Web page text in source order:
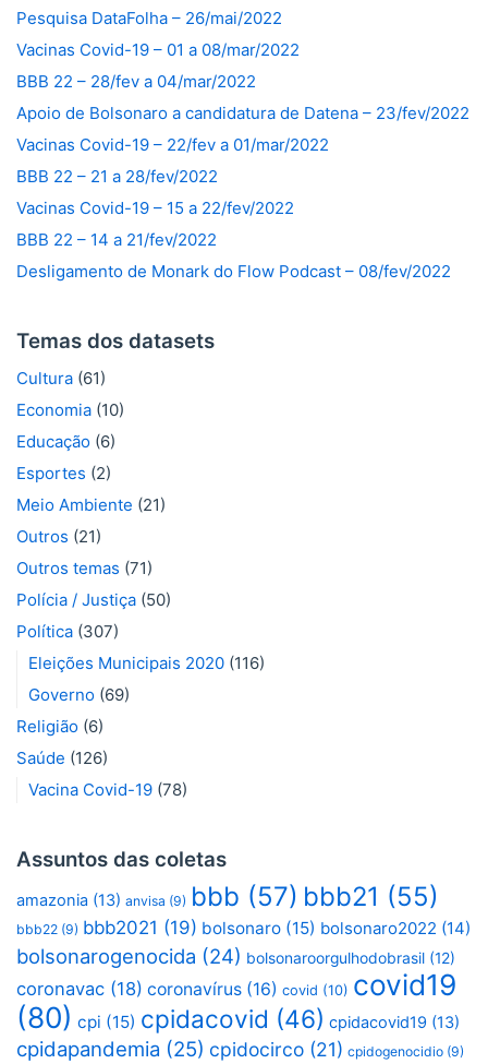
Pesquisa DataFolha – 26/mai/2022
Vacinas Covid-19 – 01 a 08/mar/2022
BBB 22 – 28/fev a 04/mar/2022
Apoio de Bolsonaro a candidatura de Datena – 23/fev/2022
Vacinas Covid-19 – 22/fev a 01/mar/2022
BBB 22 – 21 a 28/fev/2022
Vacinas Covid-19 – 15 a 22/fev/2022
BBB 22 – 14 a 21/fev/2022
Desligamento de Monark do Flow Podcast – 08/fev/2022
Temas dos datasets
Cultura (61)
Economia (10)
Educação (6)
Esportes (2)
Meio Ambiente (21)
Outros (21)
Outros temas (71)
Polícia / Justiça (50)
Política (307)
Eleições Municipais 2020 (116)
Governo (69)
Religião (6)
Saúde (126)
Vacina Covid-19 (78)
Assuntos das coletas
amazonia (13) anvisa (9) bbb (57) bbb21 (55)
bbb22 (9) bbb2021 (19) bolsonaro (15) bolsonaro2022 (14)
bolsonarogenocida (24) bolsonaroorgulhodobrasil (12)
coronavac (18) coronavírus (16) covid (10) covid19
(80) cpi (15) cpidacovid (46) cpidacovid19 (13)
cpidapandemia (25) cpidocirco (21) cpidogenocidio (9)